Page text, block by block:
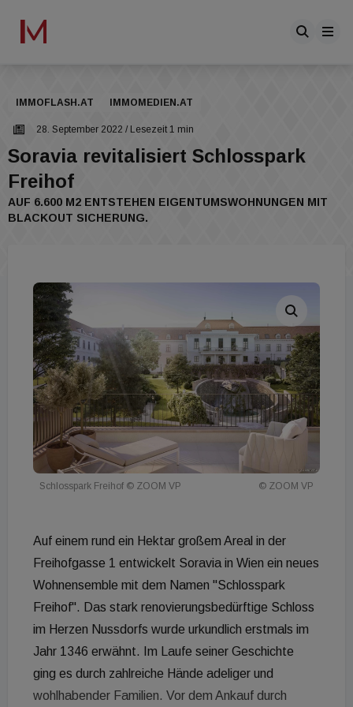
IMMOFLASH.AT IMMOMEDIEN.AT
28. September 2022 / Lesezeit 1 min
Soravia revitalisiert Schlosspark
Freihof
AUF 6.600 M2 ENTSTEHEN EIGENTUMSWOHNUNGEN MIT
BLACKOUT SICHERUNG.
Schlosspark Freihof © ZOOM VP © ZOOM VP
Auf einem rund ein Hektar großem Areal in der
Freihofgasse 1 entwickelt Soravia in Wien ein neues
Wohnensemble mit dem Namen "Schlosspark
Freihof". Das stark renovierungsbedürftige Schloss
im Herzen Nussdorfs wurde urkundlich erstmals im
Jahr 1346 erwähnt. Im Laufe seiner Geschichte
ging es durch zahlreiche Hände adeliger und
wohlhabender Familien. Vor dem Ankauf durch